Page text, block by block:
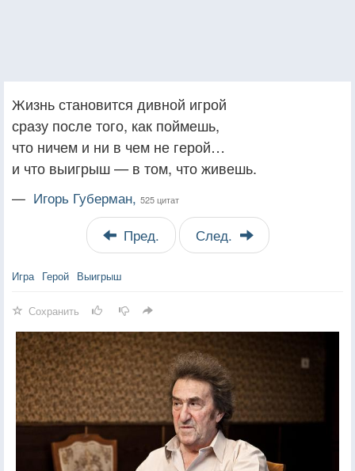
Жизнь становится дивной игрой
сразу после того, как поймешь,
что ничем и ни в чем не герой…
и что выигрыш — в том, что живешь.
— Игорь Губерман, 525 цитат
Пред. След.
Игра Герой Выигрыш
Сохранить